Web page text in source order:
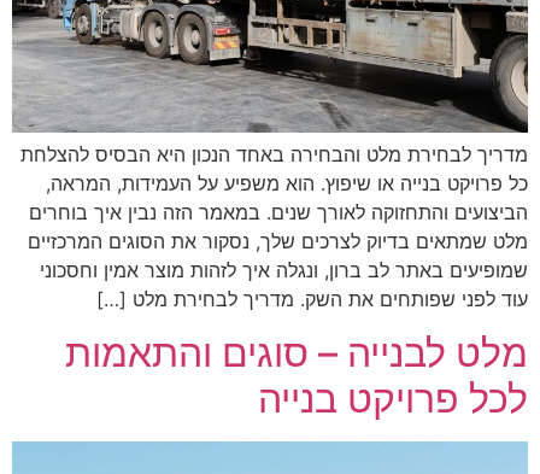
מדריך לבחירת מלט והבחירה באחד הנכון היא הבסיס להצלחת
כל פרויקט בנייה או שיפוץ. הוא משפיע על העמידות, המראה,
הביצועים והתחזוקה לאורך שנים. במאמר הזה נבין איך בוחרים
מלט שמתאים בדיוק לצרכים שלך, נסקור את הסוגים המרכזיים
שמופיעים באתר לב ברון, ונגלה איך לזהות מוצר אמין וחסכוני
עוד לפני שפותחים את השק. מדריך לבחירת מלט […]
מלט לבנייה – סוגים והתאמות
לכל פרויקט בנייה